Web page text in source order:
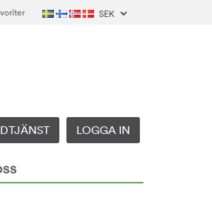
LOGGA IN